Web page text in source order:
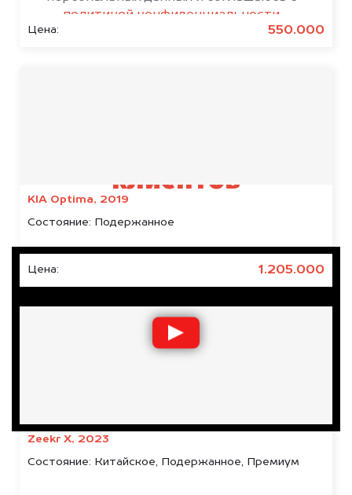
Цена: 550.000
KIA Optima, 2019
Состояние: Подержанное
Цена: 1.205.000
Zeekr X, 2023
Состояние: Китайское, Подержанное, Премиум
политикой конфиденциальности
клиентов